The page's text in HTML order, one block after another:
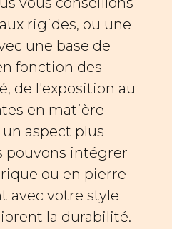
rigides, ou une
une base de
fonction des
de l'exposition au
en matière
aspect plus
pouvons intégrer
ou en pierre
avec votre style
la durabilité.